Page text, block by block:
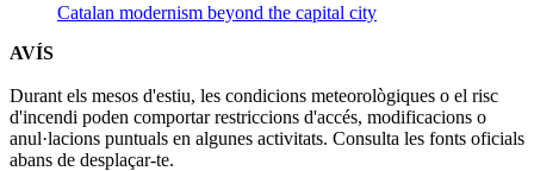
Catalan modernism beyond the capital city
AVÍS
Durant els mesos d'estiu, les condicions meteorològiques o el risc
d'incendi poden comportar restriccions d'accés, modificacions o
anul·lacions puntuals en algunes activitats. Consulta les fonts oficials
abans de desplaçar-te.